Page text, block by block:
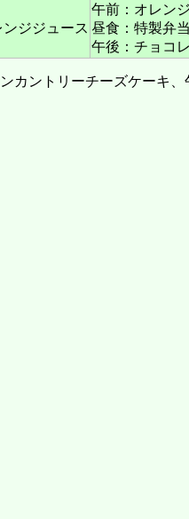
ジジュース
午前：オレン
昼食：特製弁当
午後：チョコ
カントリーチーズケーキ